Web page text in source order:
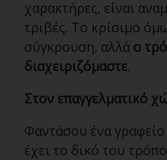
χαρακτήρες, είναι
τριβές. Το κρίσιμο
σύγκρουση, αλλά ο
διαχειριζόμαστε.
Στον επαγγελματικό
Φαντάσου ένα
έχει το δικό του